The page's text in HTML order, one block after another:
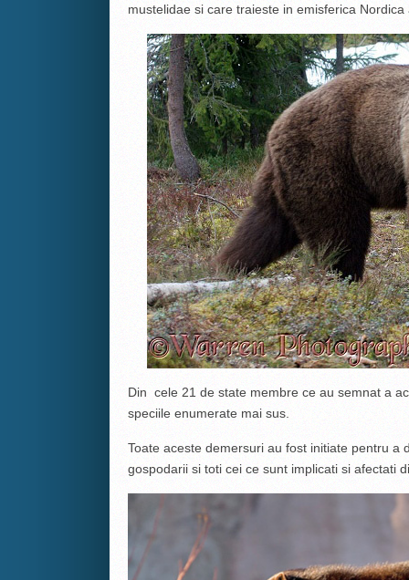
mustelidae si care traieste in emisferica Nordica
Din cele 21 de state membre ce au semnat a
speciile enumerate mai sus.
Toate aceste demersuri au fost initiate pentru
gospodarii si toti cei ce sunt implicati si afectati